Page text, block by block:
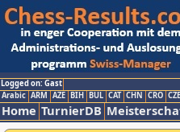
Logged on: Gast
Arabic ARM AZE BIH BUL CAT CHN CRO CZE
Home TurnierDB